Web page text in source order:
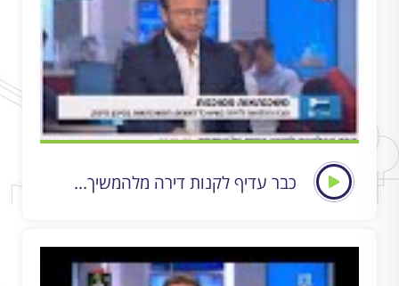
כבר עדיף לקנות דירה מלהמשיך...